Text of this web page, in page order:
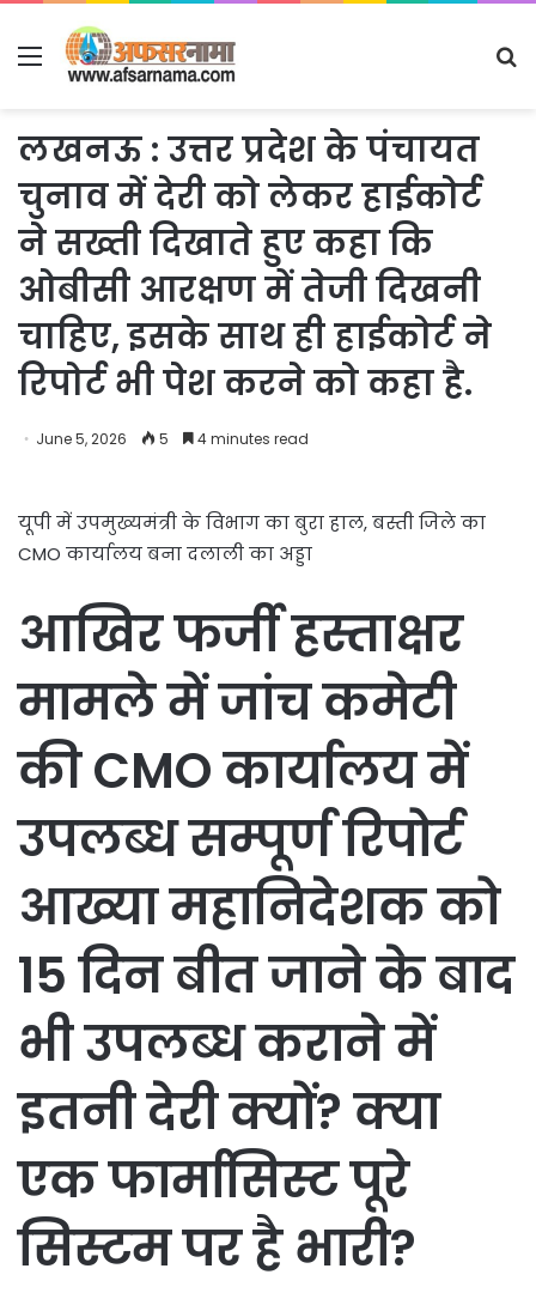
Menu
लखनऊ : उत्तर प्रदेश के पंचायत
चुनाव में देरी को लेकर हाईकोर्ट
ने सख्ती दिखाते हुए कहा कि
ओबीसी आरक्षण में तेजी दिखनी
चाहिए, इसके साथ ही हाईकोर्ट ने
रिपोर्ट भी पेश करने को कहा है.
June 5, 2026 5 4 minutes read
यूपी में उपमुख्यमंत्री के विभाग का बुरा हाल, बस्ती जिले का
CMO कार्यालय बना दलाली का अड्डा
आखिर फर्जी हस्ताक्षर
मामले में जांच कमेटी
की CMO कार्यालय में
उपलब्ध सम्पूर्ण रिपोर्ट
आख्या महानिदेशक को
15 दिन बीत जाने के बाद
भी उपलब्ध कराने में
इतनी देरी क्यों? क्या
एक फार्मासिस्ट पूरे
सिस्टम पर है भारी?